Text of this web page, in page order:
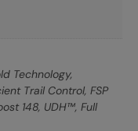
Technology,
Trail Control, FSP
148, UDH™, Full